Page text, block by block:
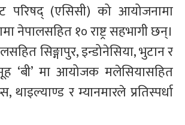
परिषद् (एसिसी) को आयोजनामा
नेपालसहित १० राष्ट्र सहभागी छन्।
सिङ्गापुर, इन्डोनेसिया, भुटान र
‘बी’ मा आयोजक मलेसियासहित
र म्यानमारले प्रतिस्पर्धा